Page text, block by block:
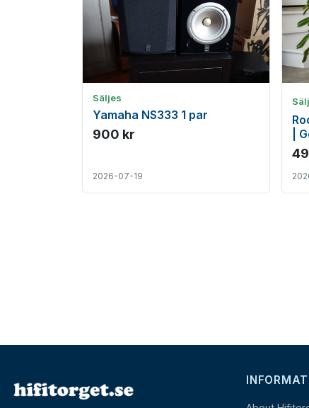
Säljes
Yamaha NS333 1 par
900 kr
2026-07-19
|